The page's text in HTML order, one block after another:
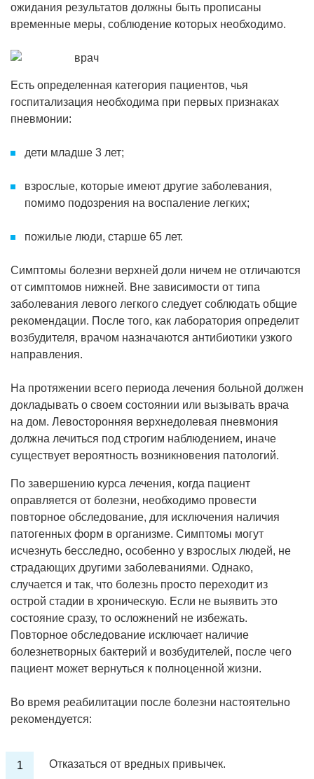
ожидания результатов должны быть прописаны
временные меры, соблюдение которых необходимо.
Есть определенная категория пациентов, чья
госпитализация необходима при первых признаках
пневмонии:
дети младше 3 лет;
взрослые, которые имеют другие заболевания,
помимо подозрения на воспаление легких;
пожилые люди, старше 65 лет.
Симптомы болезни верхней доли ничем не отличаются
от симптомов нижней. Вне зависимости от типа
заболевания левого легкого следует соблюдать общие
рекомендации. После того, как лаборатория определит
возбудителя, врачом назначаются антибиотики узкого
направления.
На протяжении всего периода лечения больной должен
докладывать о своем состоянии или вызывать врача
на дом. Левосторонняя верхнедолевая пневмония
должна лечиться под строгим наблюдением, иначе
существует вероятность возникновения патологий.
По завершению курса лечения, когда пациент
оправляется от болезни, необходимо провести
повторное обследование, для исключения наличия
патогенных форм в организме. Симптомы могут
исчезнуть бесследно, особенно у взрослых людей, не
страдающих другими заболеваниями. Однако,
случается и так, что болезнь просто переходит из
острой стадии в хроническую. Если не выявить это
состояние сразу, то осложнений не избежать.
Повторное обследование исключает наличие
болезнетворных бактерий и возбудителей, после чего
пациент может вернуться к полноценной жизни.
Во время реабилитации после болезни настоятельно
рекомендуется:
Отказаться от вредных привычек.